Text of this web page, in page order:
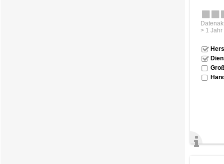
> 1 Jahr